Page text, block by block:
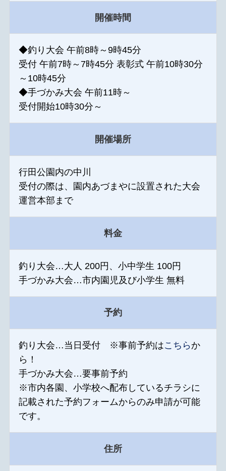
開催時間
◆釣り大会 午前8時～9時45分
受付 午前7時～7時45分 表彰式 午前10時30分
～10時45分
◆手づかみ大会 午前11時～
受付開始10時30分～
開催場所
行田公園内の中川
受付の際は、園内あづまやに設置された大会
運営本部まで
料金
釣り大会…大人 200円、小中学生 100円
手づかみ大会…市内園児及び小学生 無料
予約
釣り大会…当日受付 ※事前予約はこちらか
ら！
手づかみ大会…要事前予約
※市内各園、小学校へ配布しているチラシに
記載された予約フォームからのみ申請が可能
です。
住所